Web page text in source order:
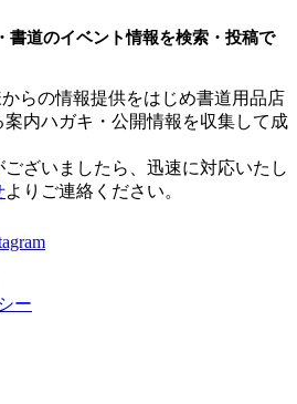
書道のイベント情報を検索・投稿で
らの情報提供をはじめ書道用品店
内ハガキ・公開情報を収集して成
ざいましたら、迅速に対応いたし
よりご連絡ください。
ー